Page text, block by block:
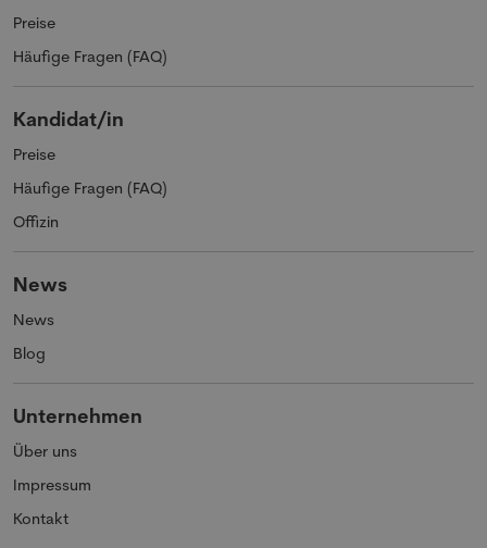
Preise
Häufige Fragen (FAQ)
Kandidat/in
Preise
Häufige Fragen (FAQ)
Offizin
News
News
Blog
Unternehmen
Über uns
Impressum
Kontakt